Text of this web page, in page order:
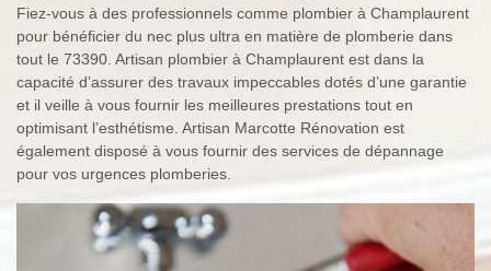
Fiez-vous à des professionnels comme plombier à Champlaurent
pour bénéficier du nec plus ultra en matière de plomberie dans
tout le 73390. Artisan plombier à Champlaurent est dans la
capacité d’assurer des travaux impeccables dotés d’une garantie
et il veille à vous fournir les meilleures prestations tout en
optimisant l’esthétisme. Artisan Marcotte Rénovation est
également disposé à vous fournir des services de dépannage
pour vos urgences plomberies.